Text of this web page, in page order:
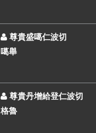
尊貴盛噶仁波切
噶舉
尊貴丹增給登仁波切
格魯